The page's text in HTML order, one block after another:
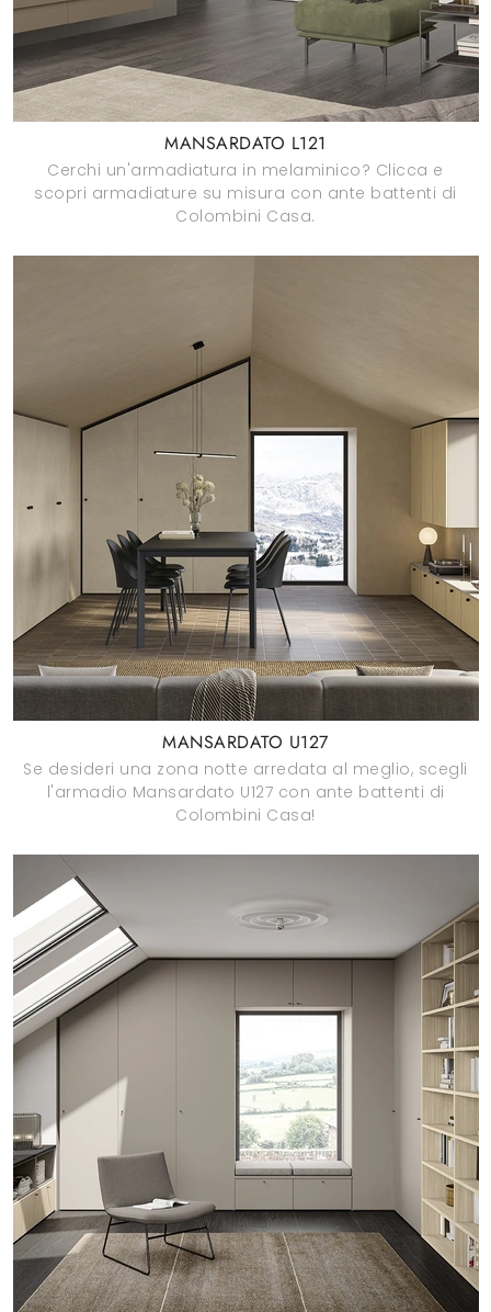
MANSARDATO L121
Cerchi un'armadiatura in melaminico? Clicca e
scopri armadiature su misura con ante battenti di
Colombini Casa.
MANSARDATO U127
Se desideri una zona notte arredata al meglio, scegli
l'armadio Mansardato U127 con ante battenti di
Colombini Casa!